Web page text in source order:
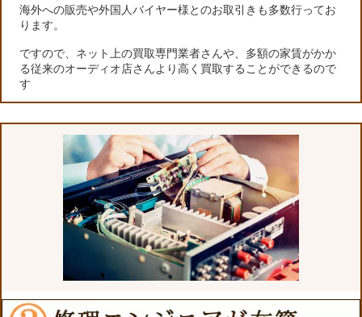
海外への販売や外国人バイヤー様とのお取引きも多数行ってお
ります。
ですので、ネット上の買取専門業者さんや、多額の家賃がかか
る従来のオーディオ店さんより高く買取することができるので
す